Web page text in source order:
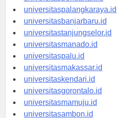
universitaspontianak.id
universitaspalangkaraya.id
universitasbanjarbaru.id
universitastanjungselor.id
universitasmanado.id
universitaspalu.id
universitasmakassar.id
universitaskendari.id
universitasgorontalo.id
universitasmamuju.id